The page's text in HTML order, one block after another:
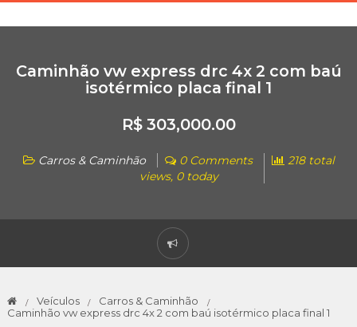
Caminhão vw express drc 4x 2 com baú
isotérmico placa final 1
R$ 303,000.00
Carros & Caminhão 0 Comments
218 total
views, 0 today
Veículos
Carros & Caminhão
Caminhão vw express drc 4x 2 com baú isotérmico placa final 1